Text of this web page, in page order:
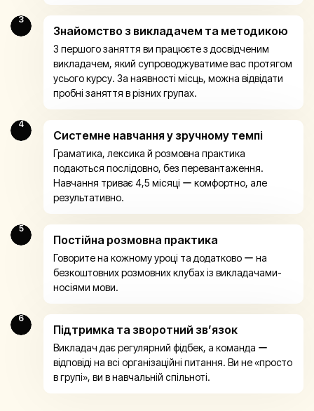
3
Знайомство з викладачем та методикою
З першого заняття ви працюєте з досвідченим
викладачем, який супроводжуватиме вас протягом
усього курсу. За наявності місць, можна відвідати
пробні заняття в різних групах.
4
Системне навчання у зручному темпі
Граматика, лексика й розмовна практика
подаються послідовно, без перевантаження.
Навчання триває 4,5 місяці ー комфортно, але
результативно.
5
Постійна розмовна практика
Говорите на кожному уроці та додатково ー на
безкоштовних розмовних клубах із викладачами-
носіями мови.
6
Підтримка та зворотний зв’язок
Викладач дає регулярний фідбек, а команда ー
відповіді на всі організаційні питання. Ви не «просто
в групі», ви в навчальній спільноті.